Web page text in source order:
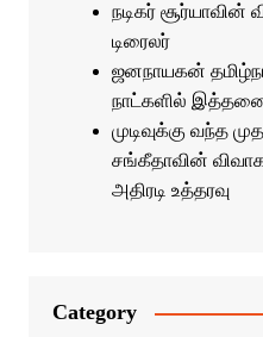
நடிகர்
டிரைலர்
ஜனநாயகன்
நாட்களில்
முடிவுக்கு வந்த
சங்கீதாவின்
அதிரடி உத்தரவு
Category